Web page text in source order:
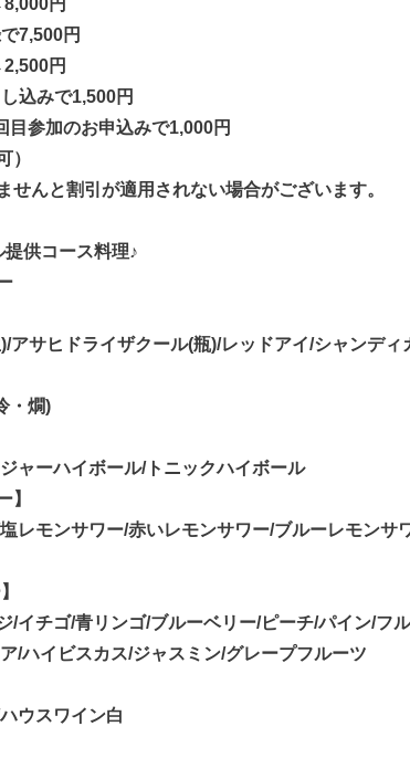
円
円
込みで1,500円
目参加のお申込みで1,000円
）
せんと割引が適用されない場合がございます。
供コース料理♪
アサヒドライザクール(瓶)/レッドアイ/シャンディ
・燗)
ャーハイボール/トニックハイボール
】
レモンサワー/赤いレモンサワー/ブルーレモンサ
/イチゴ/青リンゴ/ブルーベリー/ピーチ/パイン/フ
/ハイビスカス/ジャスミン/グレープフルーツ
ウスワイン白